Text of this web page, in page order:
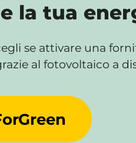
la tua
se attivare una
al fotovoltaico a